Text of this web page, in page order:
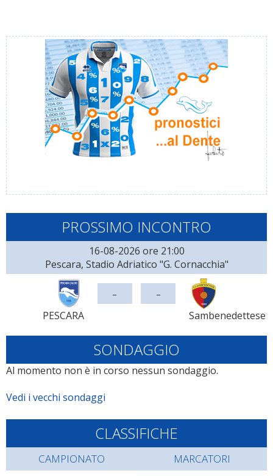
PROSSIMO INCONTRO
16-08-2026 ore 21:00
Pescara, Stadio Adriatico "G. Cornacchia"
PESCARA
- -
Sambenedettese
SONDAGGIO
Al momento non è in corso nessun sondaggio.
Vedi i vecchi sondaggi
CLASSIFICHE
CAMPIONATO MARCATORI